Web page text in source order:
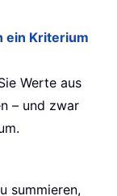
ein Kriterium
Werte aus
– und zwar
summieren,